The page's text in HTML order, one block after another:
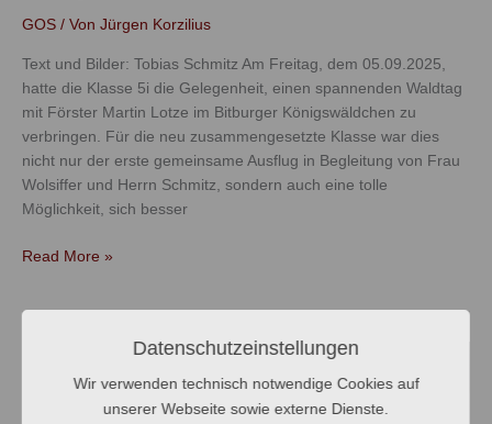
GOS / Von Jürgen Korzilius
Text und Bilder: Tobias Schmitz Am Freitag, dem 05.09.2025,
hatte die Klasse 5i die Gelegenheit, einen spannenden Waldtag
mit Förster Martin Lotze im Bitburger Königswäldchen zu
verbringen. Für die neu zusammengesetzte Klasse war dies
nicht nur der erste gemeinsame Ausflug in Begleitung von Frau
Wolsiffer und Herrn Schmitz, sondern auch eine tolle
Möglichkeit, sich besser
Read More »
ExperimentiernachmittagDatenschutzeinstellungen
Wir verwenden technisch notwendige Cookies auf
unserer Webseite sowie externe Dienste.